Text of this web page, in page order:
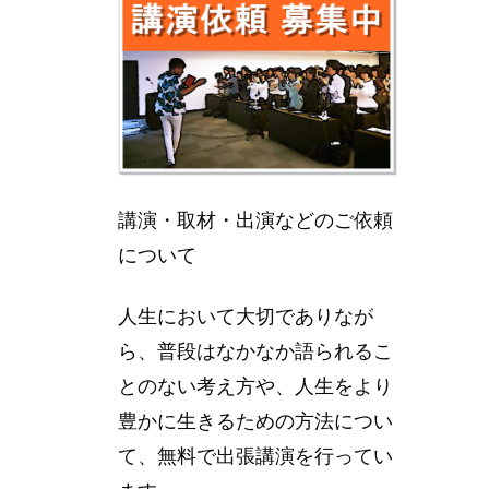
講演・取材・出演などのご依頼
について
人生において大切でありなが
ら、普段はなかなか語られるこ
とのない考え方や、人生をより
豊かに生きるための方法につい
て、無料で出張講演を行ってい